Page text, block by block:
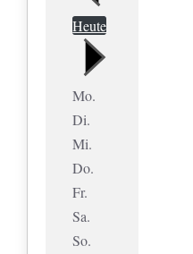
Heute
Mo.
Di.
Mi.
Do.
Fr.
Sa.
So.